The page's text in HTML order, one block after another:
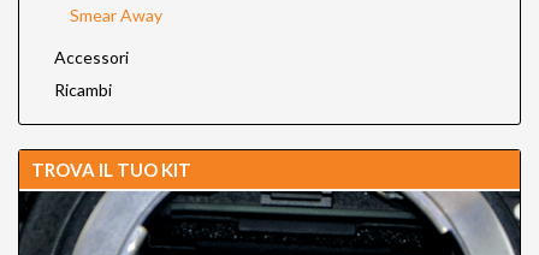
Smear Away
Accessori
Ricambi
TROVA IL TUO KIT